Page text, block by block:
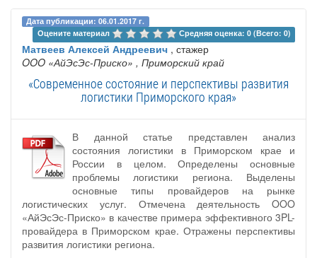
Дата публикации: 06.01.2017 г.
Оцените материал
Средняя оценка: 0 (Всего: 0)
Матвеев Алексей Андреевич , стажер
OOO «АйЭсЭс-Приско» , Приморский край
«Современное состояние и перспективы развития
логистики Приморского края»
В данной статье представлен анализ
состояния логистики в Приморском крае и
России в целом. Определены основные
проблемы логистики региона. Выделены
основные типы провайдеров на рынке
логистических услуг. Отмечена деятельность OOO
«АйЭсЭс-Приско» в качестве примера эффективного 3PL-
провайдера в Приморском крае. Отражены перспективы
развития логистики региона.